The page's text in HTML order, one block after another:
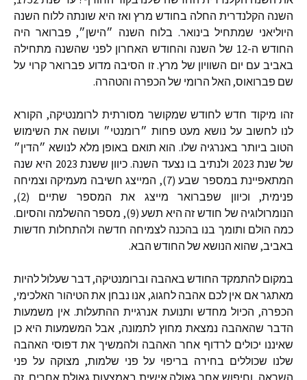
השנה הקלנדרית החלה בחודש מרץ ואז היא שונתה ללוח השנה
היוליאני שמתחיל בינואר. בלוח השנה ״הישן״, פברואר היה
החודש ה-12 של השנה והחודש האחרון לפני שהשנה מתחילה
באביב עם יום השוויון של מרץ.זו הסיבה מדוע פברואר קרוי על
שם פברואוס, האל הרומי של הכפרה והטהרה.
זהו מיקוד חדש לחודש שמקושר מסורתית לרומנטיקה, הקורא
לנו לחשוב על נושא מעט פחות ״רומנטי״ ועושה את השימוש
הטוב ביותר באנרגיה שלו. הוא תואם באופן מלא לנושא ״הדין״
של שנת ולנתיב בו נצעד השנה. כיוון ששנת היא שנה
המתאפיינת במספר שבע(7), המייצג חשיבה מעמיקה וצמיחה
פנימית, וכיוון שפברואר מייצג את המספר שתיים (2),
הנומרולוגיה של חודש זה היא תשע(9), מספר ההשלמה והסיום.
כמה הולם ותומך בנו בהכנה לצמיחה חדשה ולהתחלות חדשות
באביב, שהוא הנושא של החודש הבא.
במקום להתמקד החודש באהבה וברומנטיקה,דבר שעלוללהיות
מאתגראם אין לכם אהבה לחגוג, אנו נבחן את הטיהור האלכימי,
הכפרה, הכיול מחדש ותנועת אנרגיית ההתעלות. אין משמעות
הדבר שהאהבה נמצאת מחוץ לתמונה, אבל המשמעות היא כן
שאיננו יכולים לרדוף אחר האהבה ולהמשיך את דפוסי האהבה
שלנו שכוללים בחירה בריפוי על פני שלמות, מצוקה על פני